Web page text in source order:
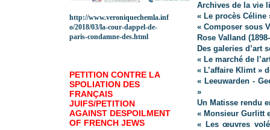
Archives de la vie
« Le procès Céline
« Composer sous
Rose Valland
Des galeries d’art
« Le marché de
« L’affaire Klimt »
« Leeuwarden -
»
Un Matisse rendu
« Monsieur Gurlitt
« Les œuvres
http://www.veroniquechemla.inf
o/2018/03/la-cour-dappel-de-
paris-condamne-des.html
PETITION CONTRE LA
SPOLIATION DES
FRANÇAIS
JUIFS/PETITION
AGAINST DESPOILMENT
OF FRENCH JEWS